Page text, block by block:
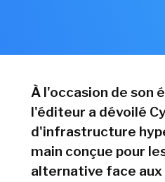
À l'occasion de son
l'éditeur a dévoilé
d'infrastructure
main conçue pour
alternative face